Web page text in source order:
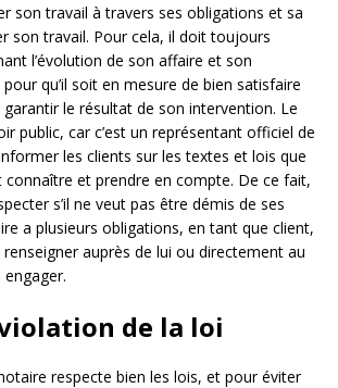
son travail à travers ses obligations et sa
son travail. Pour cela, il doit toujours
l’évolution de son affaire et son
qu’il soit en mesure de bien satisfaire
le résultat de son intervention. Le
public, car c’est un représentant officiel de
les clients sur les textes et lois que
connaître et prendre en compte. De ce fait,
s’il ne veut pas être démis de ses
a plusieurs obligations, en tant que client,
auprès de lui ou directement au
engager.
violation de la loi
respecte bien les lois, et pour éviter